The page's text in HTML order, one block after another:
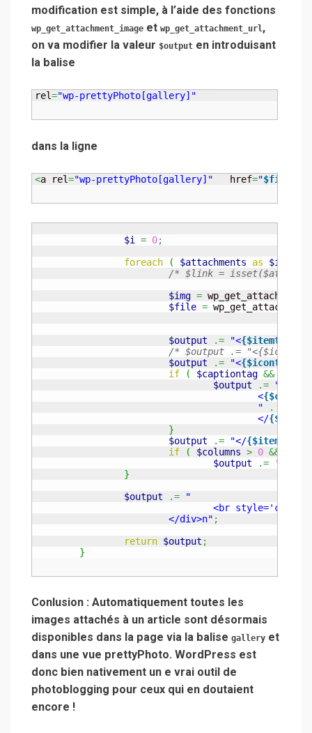
modification est simple, à l’aide des fonctions
wp_get_attachment_image et wp_get_attachment_url,
on va modifier la valeur $output en introduisant
la balise
rel="wp-prettyPhoto[gallery]"
dans la ligne
<a rel="wp-prettyPhoto[gallery]"
   href
="$file
$i = 0;
foreach
( $attachments as $id
/* $link =
$img =
$file =
$output .= "<{$itemtag}
/* $output .=
$output
.= "<{$icontag}
if
( $captiontag &&
$output
.=
"
					<
					"
.
					</
}
$output
.= "</{$itemtag}
if
( $columns > 0 &&
$output
.=
'<br
}
$output
.=
"
			</div>n"
;
return $output ;
}
Conlusion : Automatiquement toutes les
images attachés à un article sont désormais
disponibles dans la page via la balise gallery et
dans une vue prettyPhoto. WordPress est
donc bien nativement un e vrai outil de
photoblogging pour ceux qui en doutaient
encore !